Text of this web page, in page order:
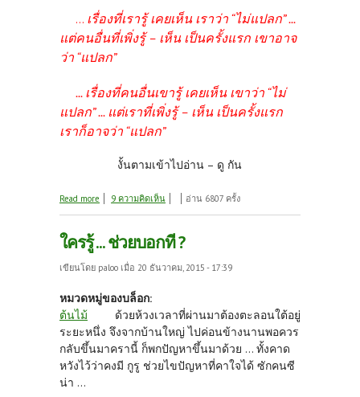
... เรื่องที่เรารู้ เคยเห็น เราว่า “ไม่แปลก” ...
แต่คนอื่นที่เพิ่งรู้ – เห็น เป็นครั้งแรก เขาอาจ
ว่า “แปลก”
... เรื่องที่คนอื่นเขารู้ เคยเห็น เขาว่า “ไม่
แปลก” ... แต่เราที่เพิ่งรู้ – เห็น เป็นครั้งแรก
เราก็อาจว่า “แปลก”
งั้นตามเข้าไปอ่าน – ดู กัน
Read more about แปลก ...ใช่ว่าน่าพิศวง
9 ความคิดเห็น อ่าน 6807 ครั้ง
ใครรู้ ... ช่วยบอกที ?
เขียนโดย paloo เมื่อ 20 ธันวาคม, 2015 - 17:39
หมวดหมู่ของบล็อก:
ต้นไม้
ด้วยห้วงเวลาที่ผ่านมาต้องตะลอนใต้อยู่
ระยะหนึ่ง จึงจากบ้านใหญ่ ไปค่อนข้างนานพอควร
กลับขึ้นมาครานี้ ก็พกปัญหาขึ้นมาด้วย ... ทั้งคาด
หวังไว้ว่าคงมี กูรู ช่วยไขปัญหาที่คาใจได้ ซักคนซี
น่า ...